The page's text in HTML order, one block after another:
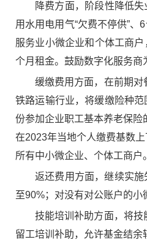
降费方面，阶段性降低
用水用电用气“欠费不停供”
服务业小微企业和个体工商
个月租金。鼓励数字化服务
缓缴费用方面，在前期
铁路运输行业，将缓缴险种
份参加企业职工基本养老保
在2023年当地个人缴费基数
所有中小微企业、个体工商户。
返还费用方面，继续实
至90%；对没有对公账户的
技能培训补助方面，将
留工培训补助，允许基金结